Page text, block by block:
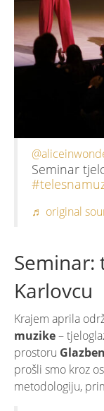
Seminar
♬ original
Seminar:
Karlovcu
Krajem aprila
muzike–
prostoru
prošli smo kroz
metodologiju,